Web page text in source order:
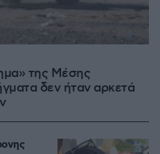
της Μέσης
δεν ήταν αρκετά